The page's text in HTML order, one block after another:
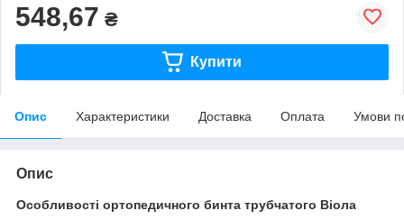
548,67 ₴
Купити
Опис Характеристики Доставка Оплата Умови
Опис
Особливості ортопедичного бинта трубчатого Віола